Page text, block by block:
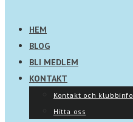
HEM
BLOG
BLI MEDLEM
KONTAKT
Kontakt och klubbinfo
Hitta oss